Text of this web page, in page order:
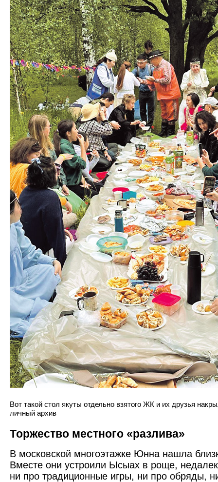
Вот такой стол якуты отдельно взятого ЖК и их друзья
личный архив
Торжество местного «разлива»
В московской многоэтажке Юнна нашла
Вместе они устроили Ысыах в роще,
ни про традиционные игры, ни про обряды,